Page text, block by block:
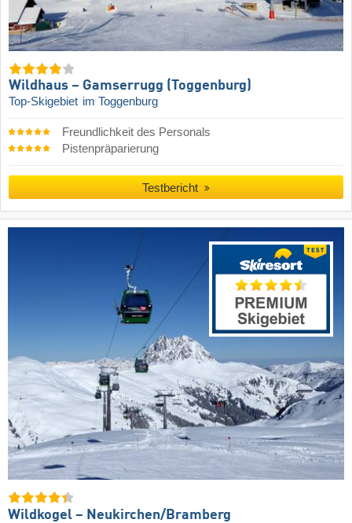
Wildhaus – Gamserrugg (Toggenburg)
Top-Skigebiet im Toggenburg
Freundlichkeit des Personals
Pistenpräparierung
Testbericht
Wildkogel – Neukirchen/​Bramberg